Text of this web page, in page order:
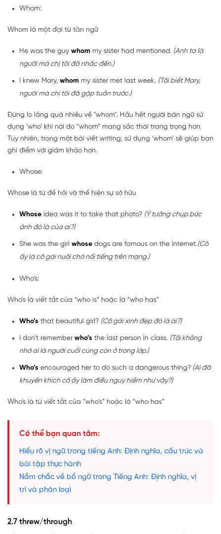
Whom:
Whom là một đại từ tân ngữ
He was the guy whom my sister had mentioned. (Anh ta là
người mà chị tôi đã nhắc đến.)
I knew Mary, whom my sister met last week. (Tôi biết Mary,
người mà chị tôi đã gặp tuần trước.)
Đừng lo lắng quá nhiều về "whom". Hầu hết người bản ngữ sử
dụng ‘who' khi nói do “whom” mang sắc thái trang trọng hơn.
Tuy nhiên, trong một bài viết writing, sử dụng ‘whom’ sẽ giúp bạn
ghi điểm với giám khảo hơn.
Whose:
Whose là từ để hỏi và thể hiện sự sở hữu
Whose idea was it to take that photo? (Ý tưởng chụp bức
ảnh đó là của ai?)
She was the girl whose dogs are famous on the Internet.(Cô
ấy là cô gái nuôi chó nổi tiếng trên mạng.)
Who’s:
Who’s là viết tắt của “who is” hoặc là “who has”
Who’s that beautiful girl? (Cô gái xinh đẹp đó là ai?)
I don’t remember who’s the last person in class. (Tôi không
nhớ ai là người cuối cùng còn ở trong lớp.)
Who’s encouraged her to do such a dangerous thing? (Ai đã
khuyến khích cô ấy làm điều nguy hiểm như vậy?)
Who’s là từ viết tắt của “who’s” hoặc là “who has”
Có thể bạn quan tâm:
Hiểu rõ vị ngữ trong tiếng Anh: Định nghĩa, cấu trúc và
bài tập thực hành
Nắm chắc về bổ ngữ trong Tiếng Anh: Định nghĩa, vị
trí và phân loại
2.7 threw/through